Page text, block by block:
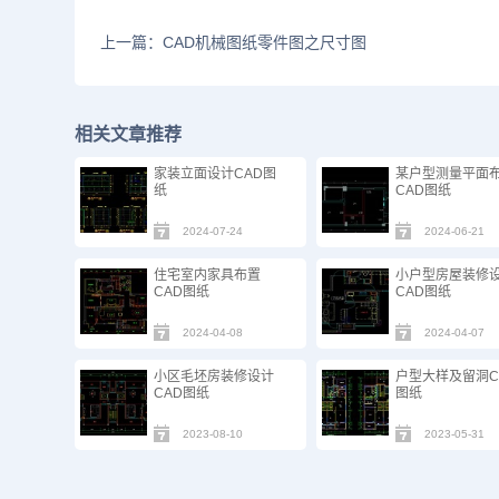
上一篇：CAD机械图纸零件图之尺寸图
相关文章推荐
家装立面设计CAD图
纸
2024-07-24
某户型测量平面
CAD图纸
2024-06-21
住宅室内家具布置
CAD图纸
2024-04-08
小户型房屋装修
CAD图纸
2024-04-07
小区毛坯房装修设计
CAD图纸
2023-08-10
户型大样及留洞
图纸
2023-05-31